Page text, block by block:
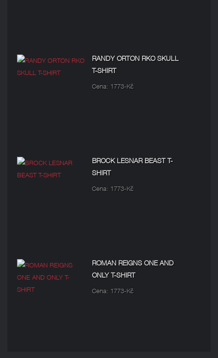
RANDY ORTON RKO SKULL
T-SHIRT
Cena: 1773-Kč
BROCK LESNAR BEAST T-
SHIRT
Cena: 1773-Kč
ROMAN REIGNS ONE AND
ONLY T-SHIRT
Cena: 1773-Kč